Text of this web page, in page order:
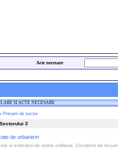
Acte necesare
stanga.php
SI ACTE NECESARE
- Primarii de sector
3
de urbanism
si extinderi de retele edilitare, Constrctii de